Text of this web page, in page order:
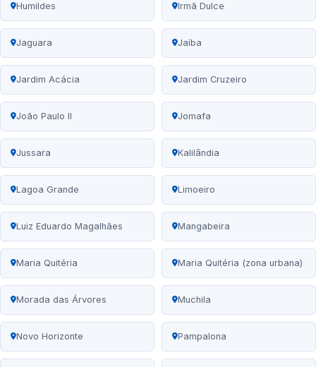
Humildes Irmã Dulce
Jaguara Jaíba
Jardim Acácia Jardim Cruzeiro
João Paulo II Jomafa
Jussara Kalilândia
Lagoa Grande Limoeiro
Luiz Eduardo Magalhães Mangabeira
Maria Quitéria Maria Quitéria (zona urbana)
Morada das Árvores Muchila
Novo Horizonte Pampalona